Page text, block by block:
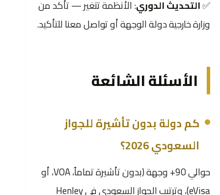
✅التحديث الدوري: الأنظمة تتغير — تأكد من
وزارة خارجية دولة الوجهة أو تواصل معنا للتأكيد.
الأسئلة الشائعة
كم دولة بدون تأشيرة للجواز
السعودي 2026؟
حوالي 90+ وجهة (بدون تأشيرة تماماً، VOA، أو
eVisa)، وترتيب الجواز السعودي في Henley